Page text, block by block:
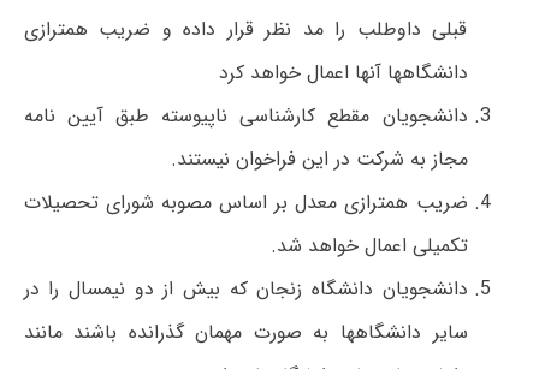
قبلی داوطلب را مد نظر قرار داده و ضریب همترازی
دانشگاهها آنها اعمال خواهد کرد
دانشجویان مقطع کارشناسی ناپیوسته طبق آیین نامه
مجاز به شرکت در این فراخوان نیستند.
ضریب همترازی معدل بر اساس مصوبه شورای تحصیلات
تکمیلی اعمال خواهد شد.
دانشجویان دانشگاه زنجان که بیش از دو نیمسال را در
سایر دانشگاهها به صورت مهمان گذرانده باشند مانند